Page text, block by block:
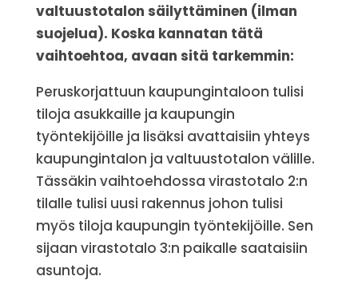
valtuustotalon säilyttäminen (ilman
suojelua). Koska kannatan tätä
vaihtoehtoa, avaan sitä tarkemmin:
Peruskorjattuun kaupungintaloon tulisi
tiloja asukkaille ja kaupungin
työntekijöille ja lisäksi avattaisiin yhteys
kaupungintalon ja valtuustotalon välille.
Tässäkin vaihtoehdossa virastotalo 2:n
tilalle tulisi uusi rakennus johon tulisi
myös tiloja kaupungin työntekijöille. Sen
sijaan virastotalo 3:n paikalle saataisiin
asuntoja.